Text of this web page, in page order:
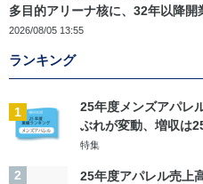
多目的アリーナ核に、32年以降開
2026/08/05 13:55
ランキング
1
25年度メンズアパレ
ぶれが変動、増収は
特集
2
25年度アパレル売